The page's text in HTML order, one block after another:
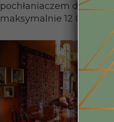
pochłaniaczem dymu z
maksymalnie 12 Gości.